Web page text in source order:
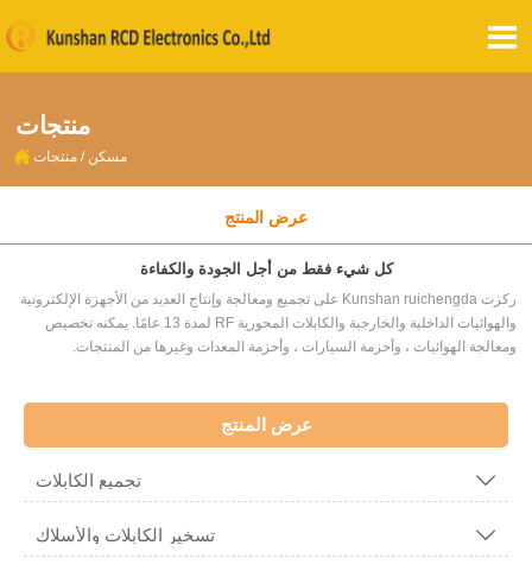

منتجات
 مسكن / منتجات
عرض المنتج
كل شيء فقط من أجل الجودة والكفاءة
ركزت Kunshan ruichengda على تجميع ومعالجة وإنتاج العديد من الأجهزة الإلكترونية
والهوائيات الداخلية والخارجية والكابلات المحورية RF لمدة 13 عامًا. يمكنه تخصيص
ومعالجة الهوائيات ، وأحزمة السيارات ، وأحزمة المعدات وغيرها من المنتجات.
عرض المنتج
تجميع الكابلات 
تسخير الكابلات والأسلاك 